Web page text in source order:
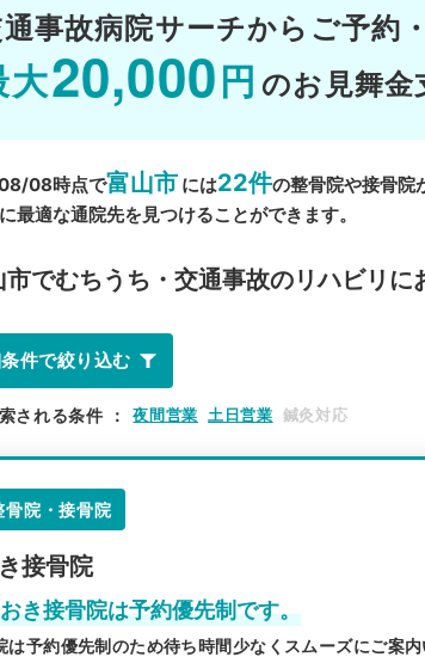
事故病院サーチから ご予約
大20,000 円 のお見舞金
08時点で富山市 には22件の整骨院や接骨院
最適な通院先を見つけることができます。
市でむちうち・交通事故のリハビリ
件で絞り込む
される条件 ： 夜間営業 土日営業 鍼灸対応
骨院・接骨院
接骨院
おき接骨院は予約優先制です。
は予約優先制のため待ち時間少なくスムーズにご案内